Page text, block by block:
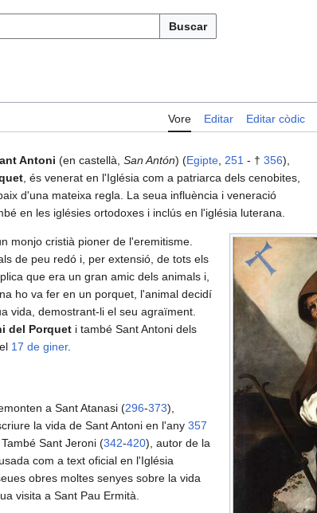
Buscar
Vore Editar Editar còdic
Antoni (en castellà, San Antón) (Egipte 251 - † 356),
, és venerat en l'Iglésia com a patriarca dels cenobites,
d'una mateixa regla. La seua influència i veneració
en les iglésies ortodoxes i inclús en l'iglésia luterana.
monjo cristià pioner de l'eremitisme.
de peu redó i, per extensió, de tots els
que era un gran amic dels animals i,
ho va fer en un porquet, l'animal decidí
vida, demostrant-li el seu agraïment.
del Porquet i també Sant Antoni dels
17 de giner.
a Sant Atanasi (296-373),
la vida de Sant Antoni en l'any 357
Sant Jeroni (342-420), autor de la
com a text oficial en l'Iglésia
obres moltes senyes sobre la vida
visita a Sant Pau Ermità.